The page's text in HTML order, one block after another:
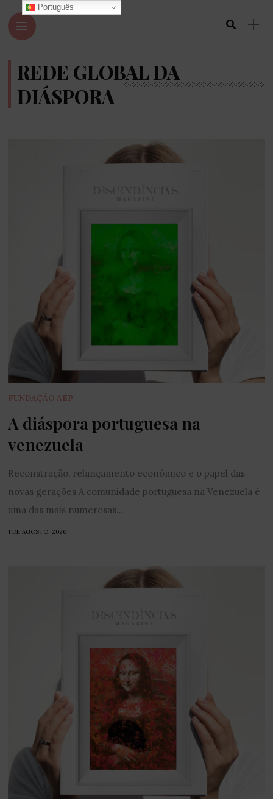
REDE GLOBAL DA
DIÁSPORA
FUNDAÇÃO AEP
A diáspora portuguesa na
venezuela
Reconstrução, relançamento económico e o papel das
novas gerações A comunidade portuguesa na Venezuela é
uma das mais numerosas...
1 DE AGOSTO, 2026
Português